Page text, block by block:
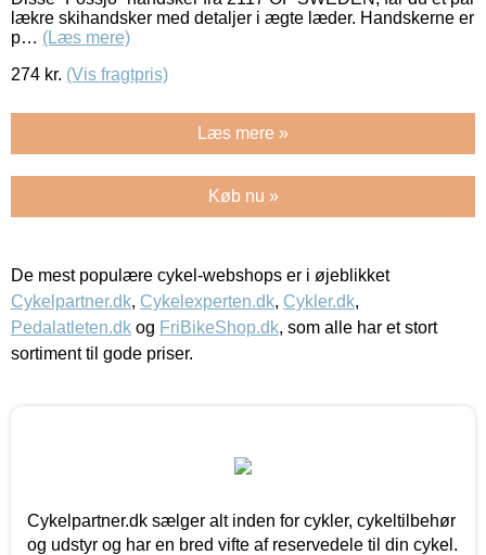
lækre skihandsker med detaljer i ægte læder. Handskerne er
p… (Læs mere)
274 kr. (Vis fragtpris)
Læs mere »
Køb nu »
De mest populære cykel-webshops er i øjeblikket
Cykelpartner.dk, Cykelexperten.dk, Cykler.dk,
Pedalatleten.dk og FriBikeShop.dk, som alle har et stort
sortiment til gode priser.
Cykelpartner.dk sælger alt inden for cykler, cykeltilbehør
og udstyr og har en bred vifte af reservedele til din cykel.